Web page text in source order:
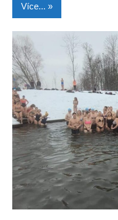
Více...